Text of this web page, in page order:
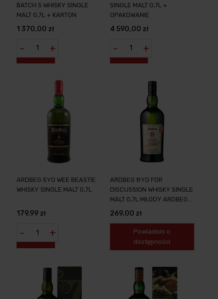
BATCH 5 WHISKY SINGLE
MALT 0,7L + KARTON
1 370,00 zł
- +
SINGLE MALT 0,7L +
OPAKOWANIE
4 590,00 zł
- +
ARDBEG 5YO WEE BEASTIE
WHISKY SINGLE MALT 0,7L
179,99 zł
- +
ARDBEG 8YO FOR
DISCUSSION WHISKY SINGLE
MALT 0,7L MŁODY ARDBEG
INSPIRUJĄCY DO DIALOGU
269,00 zł
Powiadom o
dostępności